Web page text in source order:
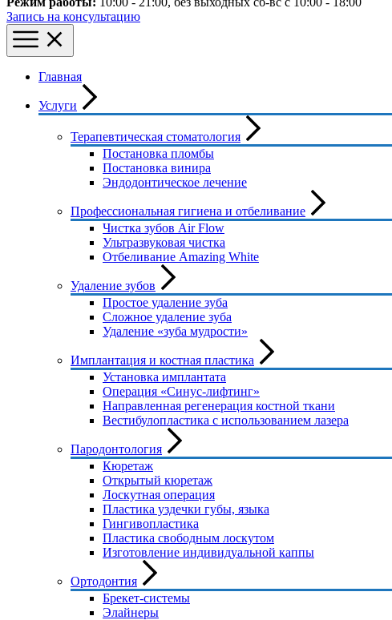
Запись на консультацию
Главная
Услуги
Терапевтическая стоматология
Постановка пломбы
Постановка винира
Эндодонтическое лечение
Профессиональная гигиена и отбеливание
Чистка зубов Air Flow
Ультразвуковая чистка
Отбеливание Amazing White
Удаление зубов
Простое удаление зуба
Сложное удаление зуба
Удаление «зуба мудрости»
Имплантация и костная пластика
Установка имплантата
Операция «Синус-лифтинг»
Направленная регенерация костной ткани
Вестибулопластика с использованием лазера
Пародонтология
Кюретаж
Открытый кюретаж
Лоскутная операция
Пластика уздечки губы, языка
Гингивопластика
Пластика свободным лоскутом
Изготовление индивидуальной каппы
Ортодонтия
Брекет-системы
Элайнеры